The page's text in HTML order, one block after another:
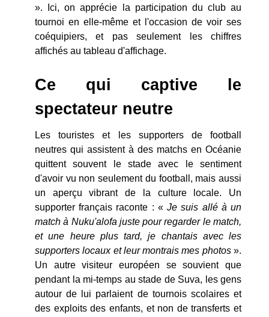
». Ici, on apprécie la participation du club au
tournoi en elle-même et l'occasion de voir ses
coéquipiers, et pas seulement les chiffres
affichés au tableau d'affichage.
Ce qui captive le
spectateur neutre
Les touristes et les supporters de football
neutres qui assistent à des matchs en Océanie
quittent souvent le stade avec le sentiment
d'avoir vu non seulement du football, mais aussi
un aperçu vibrant de la culture locale. Un
supporter français raconte : «Je suis allé à un
match à Nuku'alofa juste pour regarder le match,
et une heure plus tard, je chantais avec les
supporters locaux et leur montrais mes photos».
Un autre visiteur européen se souvient que
pendant la mi-temps au stade de Suva, les gens
autour de lui parlaient de tournois scolaires et
des exploits des enfants, et non de transferts et